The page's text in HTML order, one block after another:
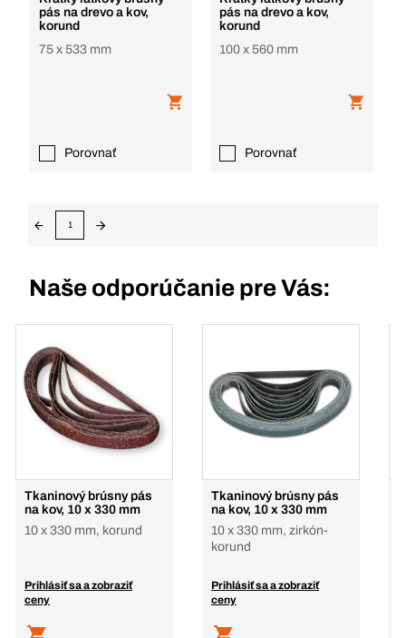
pás na drevo a kov,
korund
75 x 533 mm
Porovnať
pás na drevo a kov,
korund
100 x 560 mm
Porovnať
1
Naše odporúčanie pre Vás:
Tkaninový brúsny pás
na kov, 10 x 330 mm
10 x 330 mm, korund
Prihlásiť sa a zobraziť
ceny
Tkaninový brúsny pás
na kov, 10 x 330 mm
10 x 330 mm, zirkón-
korund
Prihlásiť sa a zobraziť
ceny